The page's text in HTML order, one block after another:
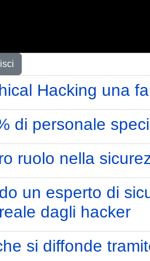
Hacking una
di personale
ruolo nella
un esperto di
dagli hacker
si diffonde